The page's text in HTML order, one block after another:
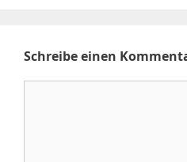
Schreibe einen